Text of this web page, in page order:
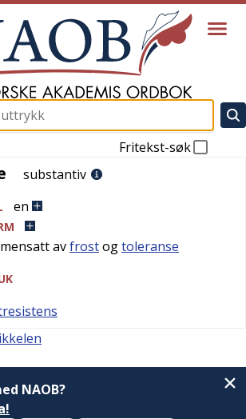
Fritekst-søk
substantiv
en
avfrostogtoleranse
NAOB?